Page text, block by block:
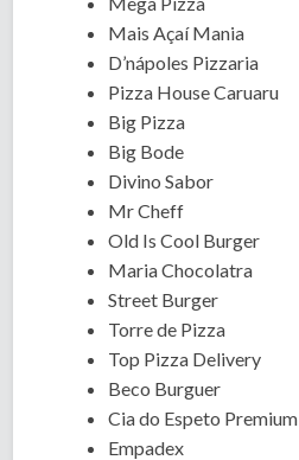
Mais Açaí Mania
D’nápoles Pizzaria
Pizza House Caruaru
Big Pizza
Big Bode
Divino Sabor
Mr Cheff
Old Is Cool Burger
Maria Chocolatra
Street Burger
Torre de Pizza
Top Pizza Delivery
Beco Burguer
Cia do Espeto Premium
Empadex